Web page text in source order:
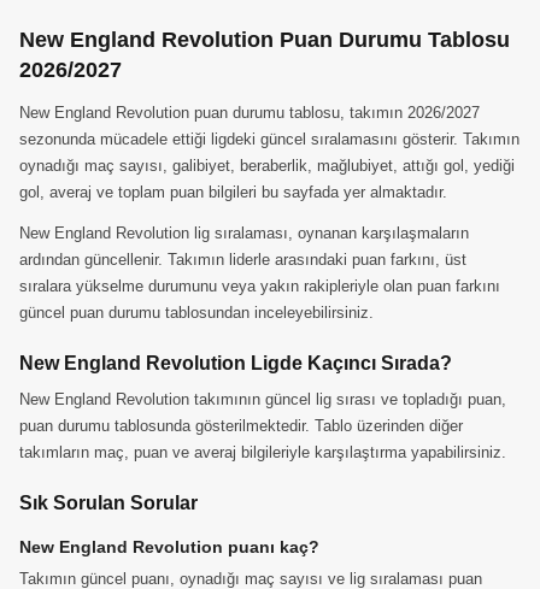
New England Revolution Puan Durumu Tablosu
2026/2027
New England Revolution puan durumu tablosu, takımın 2026/2027
sezonunda mücadele ettiği ligdeki güncel sıralamasını gösterir. Takımın
oynadığı maç sayısı, galibiyet, beraberlik, mağlubiyet, attığı gol, yediği
gol, averaj ve toplam puan bilgileri bu sayfada yer almaktadır.
New England Revolution lig sıralaması, oynanan karşılaşmaların
ardından güncellenir. Takımın liderle arasındaki puan farkını, üst
sıralara yükselme durumunu veya yakın rakipleriyle olan puan farkını
güncel puan durumu tablosundan inceleyebilirsiniz.
New England Revolution Ligde Kaçıncı Sırada?
New England Revolution takımının güncel lig sırası ve topladığı puan,
puan durumu tablosunda gösterilmektedir. Tablo üzerinden diğer
takımların maç, puan ve averaj bilgileriyle karşılaştırma yapabilirsiniz.
Sık Sorulan Sorular
New England Revolution puanı kaç?
Takımın güncel puanı, oynadığı maç sayısı ve lig sıralaması puan